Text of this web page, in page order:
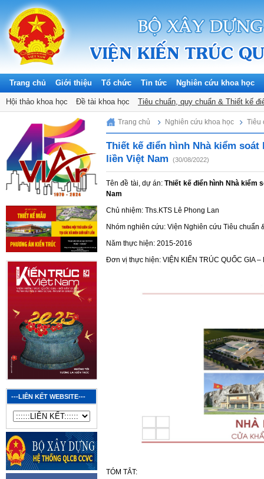
Trang chủ Giới thiệu Tổ chức Tin tức Nghiên cứu khoa học
Hội thảo khoa học Đề tài khoa học Tiêu chuẩn, quy chuẩn & Thiết kế
Sunday, 09/08/2026
---LIÊN KẾT WEBSITE---
Trang chủ Nghiên cứu khoa học Tiêu
Thiết kế điển hình Nhà kiểm
liền Việt Nam
(30/08/2022)
Tên đề tài, dự án:Thiết kế điển hình Nhà kiểm
Nam
Chủ nhiệm: Ths.KTS Lê Phong Lan
Nhóm nghiên cứu: Viện Nghiên cứu Tiêu chuẩn
Năm thực hiện: 2015-2016
Đơn vị thực hiện: VIỆN KIẾN TRÚC QUỐC GIA –
TÓM TẮT: